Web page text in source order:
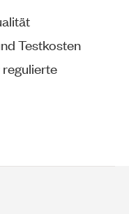
Testkosten